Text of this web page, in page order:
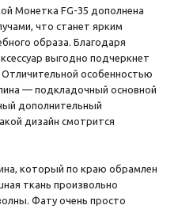
Монетка FG-35 дополнена
что станет ярким
образа. Благодаря
выгодно подчеркнет
Отличительной особенностью
— подкладочный основной
дополнительный
дизайн смотрится
который по краю обрамлен
ткань произвольно
Фату очень просто